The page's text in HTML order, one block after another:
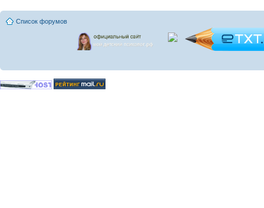
Список форумов